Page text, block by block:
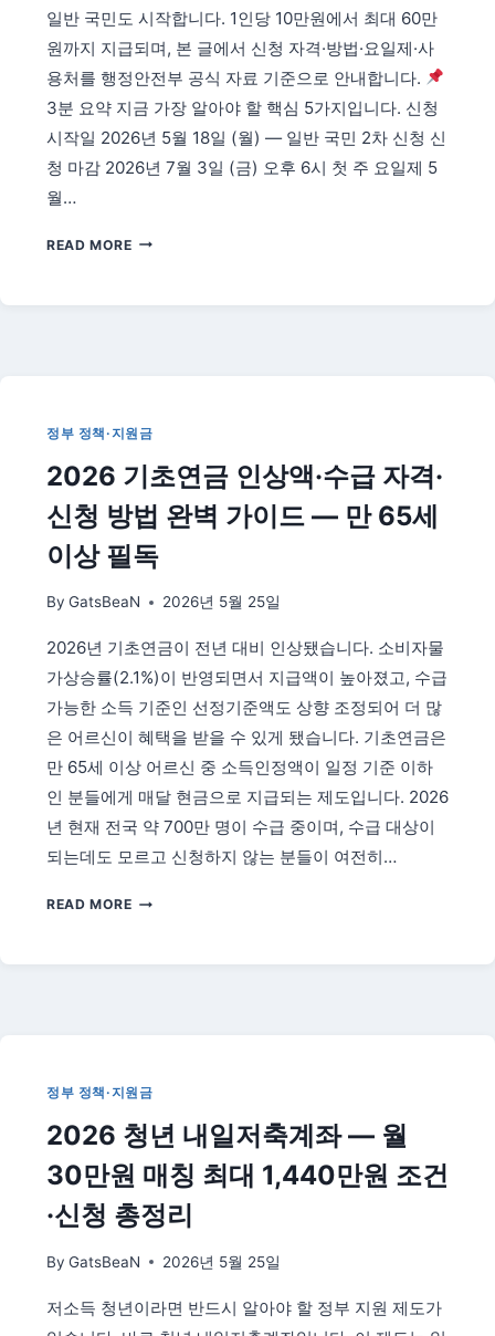
일반 국민도 시작합니다. 1인당 10만원에서 최대 60만
원까지 지급되며, 본 글에서 신청 자격·방법·요일제·사
용처를 행정안전부 공식 자료 기준으로 안내합니다.
3분 요약 지금 가장 알아야 할 핵심 5가지입니다. 신청
시작일 2026년 5월 18일 (월) — 일반 국민 2차 신청 신
청 마감 2026년 7월 3일 (금) 오후 6시 첫 주 요일제 5
월…
READ MORE고
피
5
18
일
부
터
일
국
도
신
청
시
작
—
최
대
만
받
정부 정책·지원금
2026 기초연금 인상액·수급 자격·
신청 방법 완벽 가이드 — 만 65세
이상 필독
By GatsBeaN 2026년 5월 25일
2026년 기초연금이 전년 대비 인상됐습니다. 소비자물
가상승률(2.1%)이 반영되면서 지급액이 높아졌고, 수급
가능한 소득 기준인 선정기준액도 상향 조정되어 더 많
은 어르신이 혜택을 받을 수 있게 됐습니다. 기초연금은
만 65세 이상 어르신 중 소득인정액이 일정 기준 이하
인 분들에게 매달 현금으로 지급되는 제도입니다. 2026
년 현재 전국 약 700만 명이 수급 중이며, 수급 대상이
되는데도 모르고 신청하지 않는 분들이 여전히…
READ MORE2026
연
·
급
자
격
·
신
방
완
정부 정책·지원금
2026 청년 내일저축계좌 — 월
30만원 매칭 최대 1,440만원 조건
·신청 총정리
By GatsBeaN 2026년 5월 25일
저소득 청년이라면 반드시 알아야 할 정부 지원 제도가